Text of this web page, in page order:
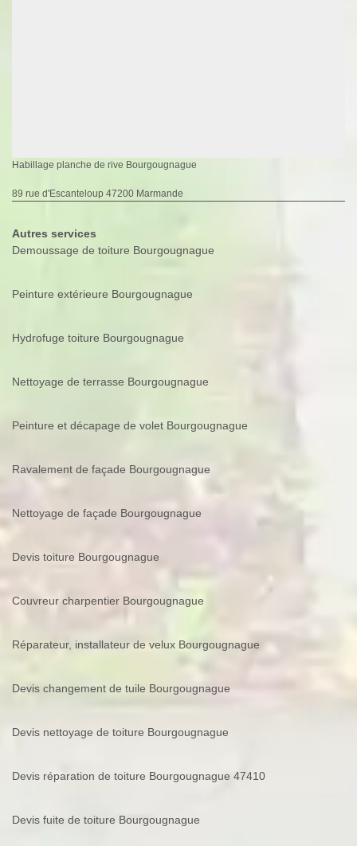
Habillage planche de rive Bourgougnague
89 rue d'Escanteloup 47200 Marmande
Autres services
Demoussage de toiture Bourgougnague
Peinture extérieure Bourgougnague
Hydrofuge toiture Bourgougnague
Nettoyage de terrasse Bourgougnague
Peinture et décapage de volet Bourgougnague
Ravalement de façade Bourgougnague
Nettoyage de façade Bourgougnague
Devis toiture Bourgougnague
Couvreur charpentier Bourgougnague
Réparateur, installateur de velux Bourgougnague
Devis changement de tuile Bourgougnague
Devis nettoyage de toiture Bourgougnague
Devis réparation de toiture Bourgougnague 47410
Devis fuite de toiture Bourgougnague